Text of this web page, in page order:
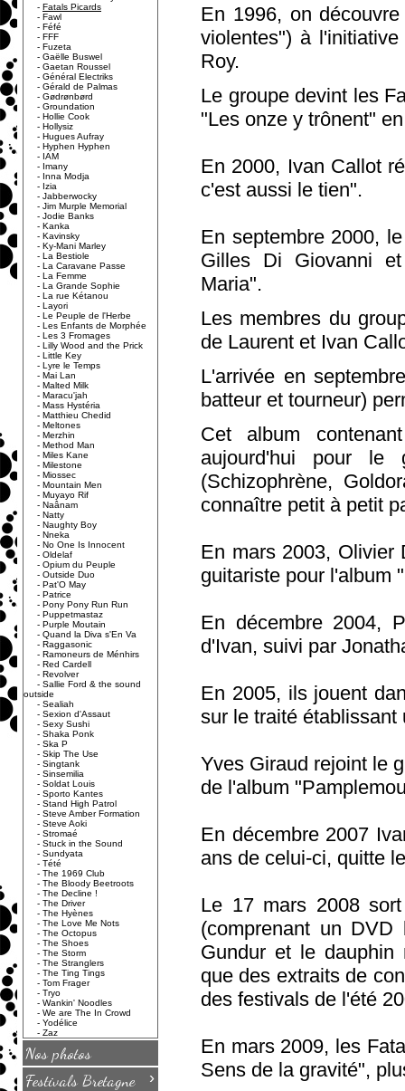
- Fatals Picards
- Fawl
- Féfé
- FFF
- Fuzeta
- Gaëlle Buswel
- Gaetan Roussel
- Général Electriks
- Gérald de Palmas
- Gødrønbørd
- Groundation
- Hollie Cook
- Hollysiz
- Hugues Aufray
- Hyphen Hyphen
- IAM
- Imany
- Inna Modja
- Izia
- Jabberwocky
- Jim Murple Memorial
- Jodie Banks
- Kanka
- Kavinsky
- Ky-Mani Marley
- La Bestiole
- La Caravane Passe
- La Femme
- La Grande Sophie
- La rue Kétanou
- Layori
- Le Peuple de l'Herbe
- Les Enfants de Morphée
- Les 3 Fromages
- Lilly Wood and the Prick
- Little Key
- Lyre le Temps
- Mai Lan
- Malted Milk
- Maracu'jah
- Mass Hystéria
- Matthieu Chedid
- Meltones
- Merzhin
- Method Man
- Miles Kane
- Milestone
- Miossec
- Mountain Men
- Muyayo Rif
- Naânam
- Natty
- Naughty Boy
- Nneka
- No One Is Innocent
- Oldelaf
- Opium du Peuple
- Outside Duo
- Pat'O May
- Patrice
- Pony Pony Run Run
- Puppetmastaz
- Purple Moutain
- Quand la Diva s'En Va
- Raggasonic
- Ramoneurs de Ménhirs
- Red Cardell
- Revolver
- Sallie Ford & the sound
outside
- Sealiah
- Sexion d'Assaut
- Sexy Sushi
- Shaka Ponk
- Ska P
- Skip The Use
- Singtank
- Sinsemilia
- Soldat Louis
- Sporto Kantes
- Stand High Patrol
- Steve Amber Formation
- Steve Aoki
- Stromaé
- Stuck in the Sound
- Sundyata
- Tété
- The 1969 Club
- The Bloody Beetroots
- The Decline !
- The Driver
- The Hyènes
- The Love Me Nots
- The Octopus
- The Shoes
- The Storm
- The Stranglers
- The Ting Tings
- Tom Frager
- Tryo
- Wankin' Noodles
- We are The In Crowd
- Yodélice
- Zaz
Nos photos
Festivals Bretagne
›
En 1996, on
violentes") à
Roy.
Le groupe devint les
"Les onze y trônent"
En 2000, Ivan Callot
c'est aussi le tien".
En septembre 2000,
Gilles Di Giovanni
Maria".
Les membres du
de Laurent et Ivan
L'arrivée en
batteur et tourneur)
Cet album
aujourd'hui pour le
(Schizophrène,
connaître petit à petit
En mars 2003, Olivier
guitariste pour l'album
En décembre 2004,
d'Ivan, suivi par
En 2005, ils jouent
sur le traité
Yves Giraud rejoint le
de l'album
En décembre 2007
ans de celui-ci, quitte
Le 17 mars 2008
(comprenant un DVD
Gundur et le dauphin
que des extraits de
des festivals de l'été
En mars 2009, les
Sens de la gravité",